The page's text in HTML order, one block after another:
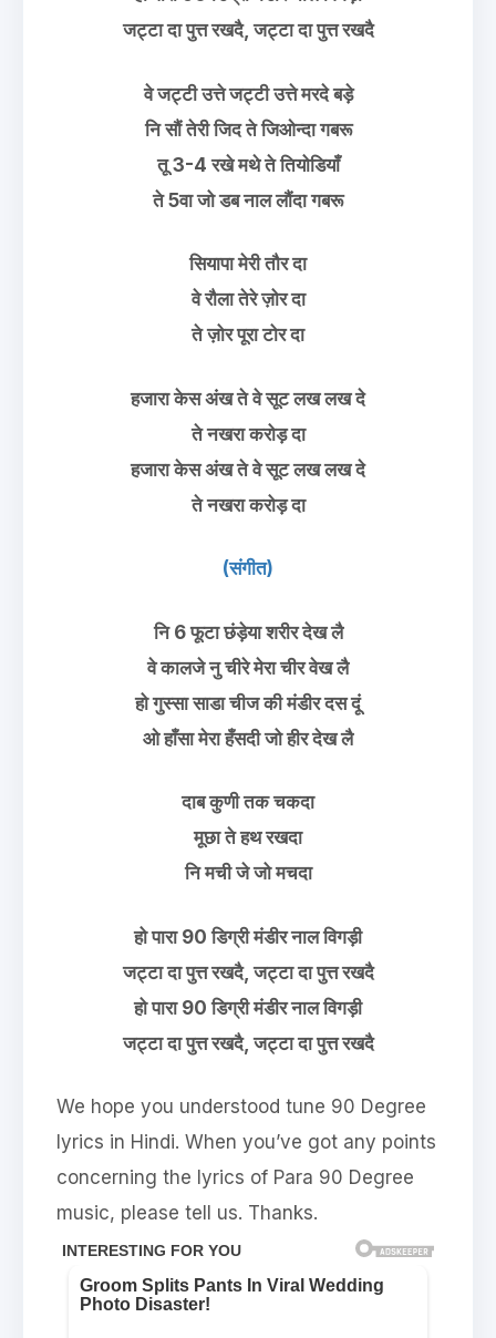
जट्टा दा पुत्त रखदै, जट्टा दा पुत्त रखदै
वे जट्टी उत्ते जट्टी उत्ते मरदे बड़े
नि सौं तेरी जिद ते जिओन्दा गबरू
तू 3-4 रखे मथे ते तियोडियाँ
ते 5वा जो डब नाल लौंदा गबरू
सियापा मेरी तौर दा
वे रौला तेरे ज़ोर दा
ते ज़ोर पूरा टोर दा
हजारा केस अंख ते वे सूट लख लख दे
ते नखरा करोड़ दा
हजारा केस अंख ते वे सूट लख लख दे
ते नखरा करोड़ दा
(संगीत)
नि 6 फूटा छंड़ेया शरीर देख लै
वे कालजे नु चीरे मेरा चीर वेख लै
हो गुस्सा साडा चीज की मंडीर दस दूं
ओ हाँसा मेरा हँसदी जो हीर देख लै
दाब कुणी तक चकदा
मूछा ते हथ रखदा
नि मची जे जो मचदा
हो पारा 90 डिग्री मंडीर नाल विगड़ी
जट्टा दा पुत्त रखदै, जट्टा दा पुत्त रखदै
हो पारा 90 डिग्री मंडीर नाल विगड़ी
जट्टा दा पुत्त रखदै, जट्टा दा पुत्त रखदै
We hope you understood tune 90 Degree
lyrics in Hindi. When you’ve got any points
concerning the lyrics of Para 90 Degree
music, please tell us. Thanks.